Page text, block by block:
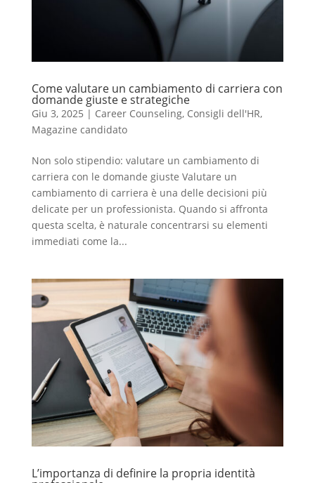
Come valutare un cambiamento di carriera con
domande giuste e strategiche
Giu 3, 2025 | Career Counseling, Consigli dell'HR,
Magazine candidato
Non solo stipendio: valutare un cambiamento di
carriera con le domande giuste Valutare un
cambiamento di carriera è una delle decisioni più
delicate per un professionista. Quando si affronta
questa scelta, è naturale concentrarsi su elementi
immediati come la...
L’importanza di definire la propria identità